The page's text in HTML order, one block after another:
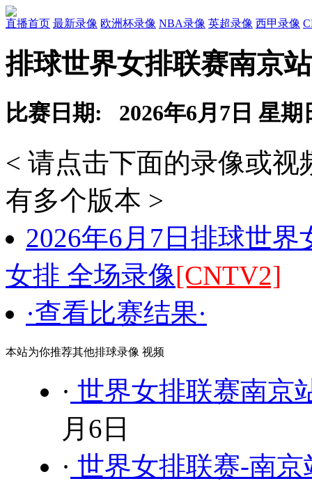
直播首页 最新录像 欧洲杯录像 NBA录像 英超录像 西甲录像
排球世界女排联赛南京
比赛日期: 2026年6月7日 星期
< 请点击下面的录像或
有多个版本 >
2026年6月7日排球世
女排 全场录像[CNTV2]
·查看比赛结果·
本站为你推荐其他排球录像 视频
· 世界女排联赛南京
月6日
· 世界女排联赛-南